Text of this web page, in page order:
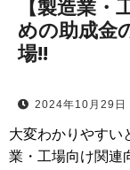
【製造業
めの助成金
場!!
2024年10月29日
大変わかりやすい
業・工場向け関連